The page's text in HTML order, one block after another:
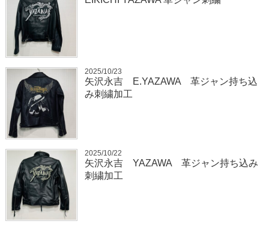
2025/10/23
矢沢永吉 E.YAZAWA 革ジャン持ち込
み刺繍加工
2025/10/22
矢沢永吉 YAZAWA 革ジャン持ち込み
刺繍加工